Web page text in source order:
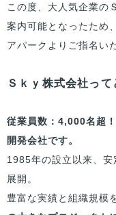
この度、大人気企業の
案内可能となったため
アパークよりご指名い
Ｓｋｙ株式会社って
従業員数：4,000名超
開発会社です。
1985年の設立以来、
展開。
豊富な実績と組織規模